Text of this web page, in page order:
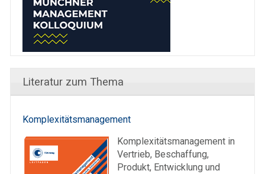
Literatur zum Thema
Komplexitätsmanagement
Komplexitätsmanagement in
Vertrieb, Beschaffung,
Produkt, Entwicklung und